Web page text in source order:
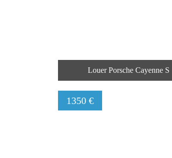
Louer Porsche Cayenne S
1350 €